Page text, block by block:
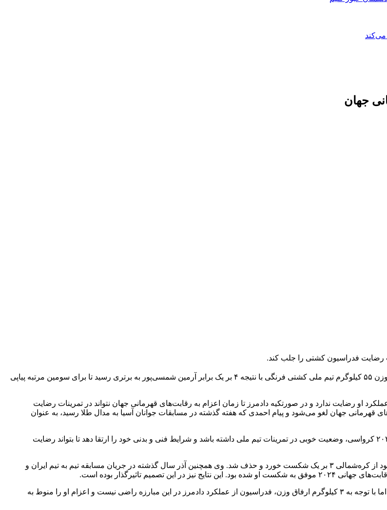
می‌کند
جهان
رضایت فدراسیون کشتی را جلب کند.
پویا دادمرز دارنده مدال‌های نقره و برنز جهان، دو روز پیش و در جریان دیدار انتخابی وزن ۵۵ کیلوگرم تیم ملی کشتی فرنگی با نتیجه ۴ بر یک برابر آرمین شمسی‌پور به برتری رسید تا برای سومین مرتبه پیاپی
او رضایت ندارد و در صورتکیه دادمرز تا زمان اعزام به رقابت‌های قهرمانی جهان نتواند در تمرینات رضایت
قهرمانی جهان لغو می‌شود و پیام احمدی که هفته گذشته در مسابقات جوانان آسیا به مدال طلا رسید، به عنوان
فدراسیون کشتی انتظار دارد دادمرز در فرصت حدوداد ۲ ماهه تا رقابت‌های جهانی ۲۰۲۵ کرواسی، وضعیت خوبی در تمرینات تیم ملی داشته باشد و شرایط فنی و بدنی خود را ارتقا دهد تا بتواند رضایت
دادمرز در رقابت‌های قهرمانی آسیا ۲۰۲۵ در اردن در همان دور نخست برابر حریف خود از کره‌شمالی ۳ بر یک شکست خورد و حذف شد. وی همچنین آذر سال گذشته در جریان مسابقه تیم به تیم ایران و
۲ روز پیش دادمرز هر چند برابر شمسی‌پور در رقابت انتخابی تیم ملی به برتری رسید اما با توجه به ۳ کیلوگرم ارفاق وزن، فدراسیون از عملکرد دادمرز در این مبارزه راضی نیست و اعزام او را منوط به